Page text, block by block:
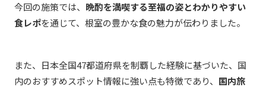
今回の施策では、 晩酌を満喫する至福の姿とわかりやすい
食レポを通じて、根室の豊かな食の魅力が伝わりました。
また、日本全国47都道府県を制覇した経験に基づいた、国
内のおすすめスポット情報に強い点も特徴であり、 国内旅